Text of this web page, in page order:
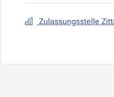
Zulassungsstelle